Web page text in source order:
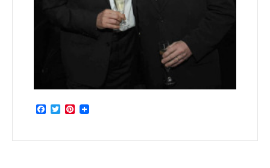
Facebook
TwitterPinterest